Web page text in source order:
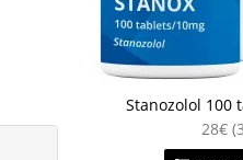
Stanozolol 100
28€